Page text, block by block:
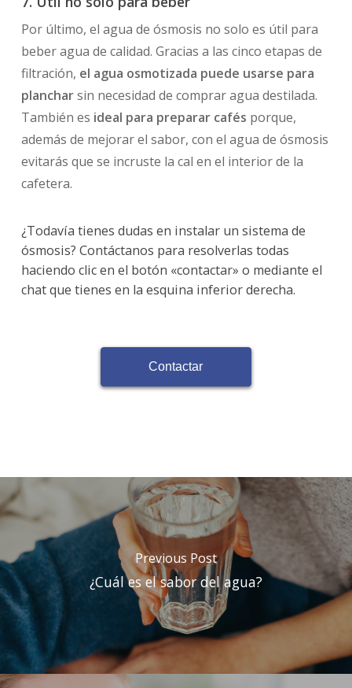
Por último, el agua de ósmosis no solo es útil para
beber agua de calidad. Gracias a las cinco etapas de
filtración, el agua osmotizada puede usarse para
plancharsin necesidad de comprar agua destilada.
También es ideal para preparar cafés porque,
además de mejorar el sabor, con el agua de ósmosis
evitarás que se incruste la cal en el interior de la
cafetera.
¿Todavía tienes dudas en instalar un sistema de
ósmosis? Contáctanos para resolverlas todas
haciendo clic en el botón «contactar» o mediante el
chat que tienes en la esquina inferior derecha.
Contactar
Previous Post
¿Cuál es el sabor del agua?